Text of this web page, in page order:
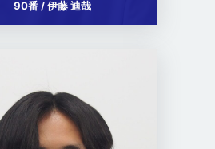
90番 / 伊藤 迪哉